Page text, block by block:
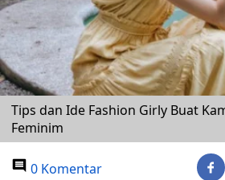
Tips dan Ide Fashion Girly Buat
Feminim
0 Komentar